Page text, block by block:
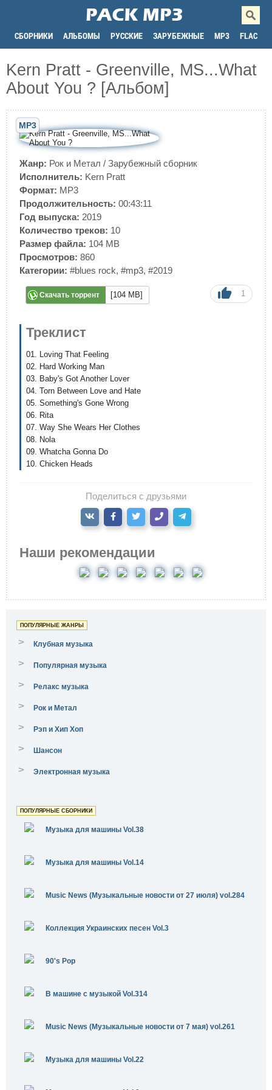
СБОРНИКИ АЛЬБОМЫ РУССКИЕ ЗАРУБЕЖНЫЕ MP3 FLAC
Kern Pratt - Greenville, MS...What
About You ? [Альбом]
MP3
Жанр: Рок и Метал / Зарубежный сборник
Исполнитель: Kern Pratt
Формат: MP3
Продолжительность: 00:43:11
Год выпуска: 2019
Количество треков: 10
Размер файла: 104 MB
Просмотров: 860
Категории: #blues rock, #mp3, #2019
Скачать торрент [104 MB] 1
Треклист
01. Loving That Feeling
02. Hard Working Man
03. Baby's Got Another Lover
04. Torn Between Love and Hate
05. Something's Gone Wrong
06. Rita
07. Way She Wears Her Clothes
08. Nola
09. Whatcha Gonna Do
10. Chicken Heads
Поделиться с друзьями
Наши рекомендации
ПОПУЛЯРНЫЕ ЖАНРЫ
> Клубная музыка
> Популярная музыка
> Релакс музыка
> Рок и Метал
> Рэп и Хип Хоп
> Шансон
> Электронная музыка
ПОПУЛЯРНЫЕ СБОРНИКИ
Музыка для машины Vol.38
Музыка для машины Vol.14
Music News (Музыкальные новости от 27 июля) vol.284
Коллекция Украинских песен Vol.3
90's Pop
В машине с музыкой Vol.314
Music News (Музыкальные новости от 7 мая) vol.261
Музыка для машины Vol.22